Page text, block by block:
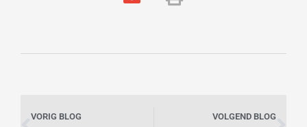
VORIG BLOG VOLGEND BLOG